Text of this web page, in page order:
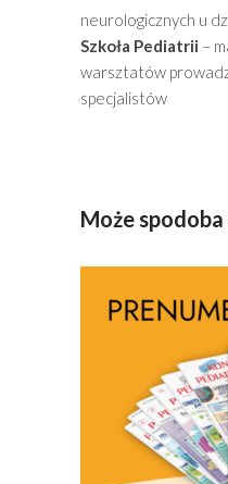
neurologicznych u
Szkoła Pediatrii –
warsztatów
specjalistów
Może